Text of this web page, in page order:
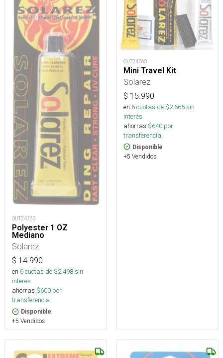
OUT24763
Polyester 1 OZ
Mediano
Solarez
$ 14.990
en 6cuotas de $2.498sin
interés
ahorras $600 por
transferencia.
Disponible
+5 Vendidos
OUT24768
Mini Travel Kit
Solarez
$ 15.990
en 6cuotas de $2.665sin
interés
ahorras $640 por
transferencia.
Disponible
+5 Vendidos